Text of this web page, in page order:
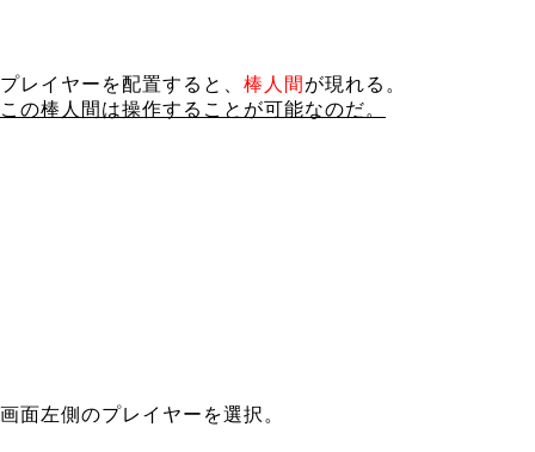
プレイヤーを配置すると、 棒人間 が現れる。
この棒人間は操作することが可能なのだ。
画面左側のプレイヤーを選択。